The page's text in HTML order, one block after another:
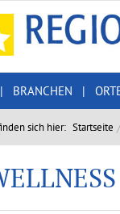
| BRANCHEN |
sich hier: Startseite